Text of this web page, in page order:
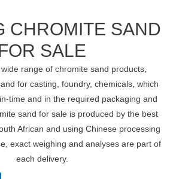
CHROMITE SAND
SALE
range of chromite sand products,
for casting, foundry, chemicals, which
time and in the required packaging and
sand for sale is produced by the best
African and using Chinese processing
exact weighing and analyses are part of
each delivery.